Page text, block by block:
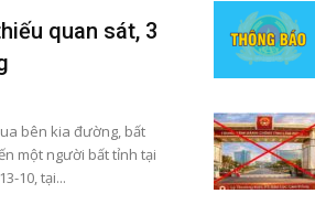
quan sát, 3
bên kia đường, bất
một người bất tỉnh tại
10, tại...